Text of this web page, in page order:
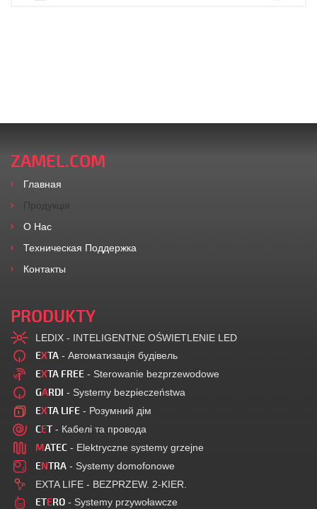
ZAMEL.COM
Главная
Продукція
O Нас
Техническая Поддержка
Контакты
PRODUKTY
LEDIX - INTELIGENTNE OŚWIETLENIE LED
EXTA - Автоматизація будівель
EXTA FREE - Sterowanie bezprzewodowe
GARDI - Systemy bezpieczeństwa
EXTA LIFE - Розумний дім
CET - Кабелі та провода
MATEC - Elektryczne systemy grzejne
ENTRA - Systemy domofonowe
EXTA LIFE - BEZPRZEW. 2-KIER.
ETERO - Systemy przywoławcze